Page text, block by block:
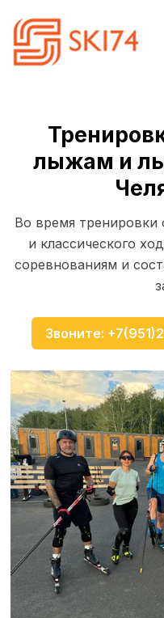
лыжам и
Во время тренировки
и клаccическoго
соревнованиям и
Звоните: